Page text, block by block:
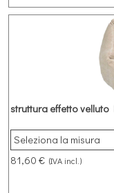
struttura effetto velluto
81,60 € (IVA incl.)